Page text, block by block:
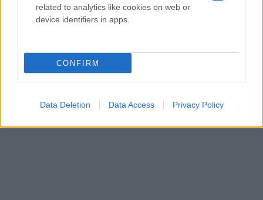
related to analytics like cookies on web or
device identifiers in apps.
CONFIRM
Data Deletion Data Access Privacy Policy